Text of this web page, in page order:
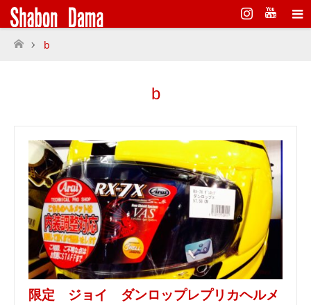
Instagram
ホーム
b
b
限定 ジョイ ダンロップレプリカヘルメ